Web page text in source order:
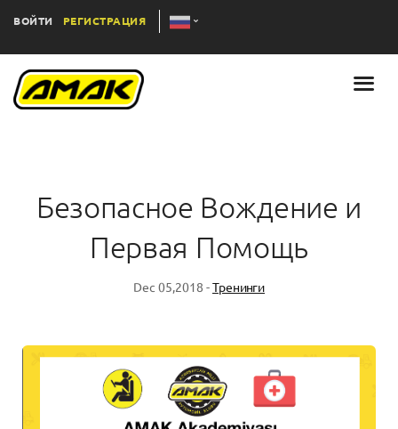
ВОЙТИ РЕГИСТРАЦИЯ
Безопасное Вождение и
Первая Помощь
Dec 05,2018 -Тренинги